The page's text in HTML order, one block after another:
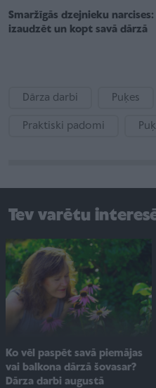
Smaržīgās dzejnieku
izaudzēt un kopt savā dārzā
Dārza darbi Puķes
Praktiski padomi
Tev varētu
Ko vēl paspēt savā piemājas
vai balkona dārzā šovasar?
Dārza darbi augustā